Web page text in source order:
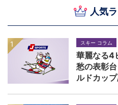
人気
スキー コラム
華麗なる4
愁の表彰
ルドカッ